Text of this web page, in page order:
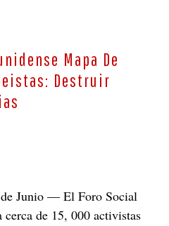
Mapa De
Destruir
de Junio —El Foro Social
de 15, 000 activistas